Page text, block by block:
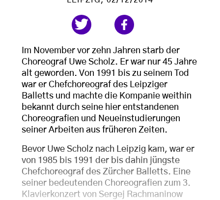
Im November vor zehn Jahren starb der
Choreograf Uwe Scholz. Er war nur 45 Jahre
alt geworden. Von 1991 bis zu seinem Tod
war er Chefchoreograf des Leipziger
Balletts und machte die Kompanie weithin
bekannt durch seine hier entstandenen
Choreografien und Neueinstudierungen
seiner Arbeiten aus früheren Zeiten.
Bevor Uwe Scholz nach Leipzig kam, war er
von 1985 bis 1991 der bis dahin jüngste
Chefchoreograf des Zürcher Balletts. Eine
seiner bedeutenden Choreografien zum 3.
Klavierkonzert von Sergej Rachmaninow